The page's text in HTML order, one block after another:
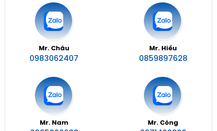
Mr. Châu
0983062407
Mr. Hiếu
0859897628
Mr. Nam Mr. Công